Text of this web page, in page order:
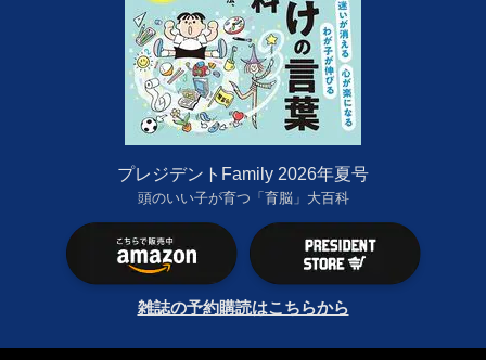
プレジデントFamily 2026年夏号
頭のいい子が育つ「育脳」大百科
雑誌の予約購読はこちらから